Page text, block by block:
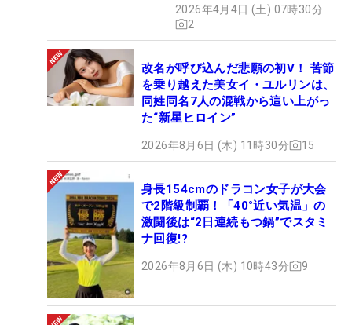
2026年4月4日 (土) 07時30分
2
改名が呼び込んだ悲願の初V！ 苦節
を乗り越えた美女イ・ユルリンは、
同姓同名7人の混戦から這い上がっ
た“新星ヒロイン”
2026年8月6日 (木) 11時30分 15
身長154cmのドラコン女子が大会
で2階級制覇！「40°近い気温」の
激闘後は“2日連続もつ鍋”でスタミ
ナ回復!?
2026年8月6日 (木) 10時43分 9